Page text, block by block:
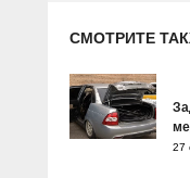
СМОТРИТЕ
27